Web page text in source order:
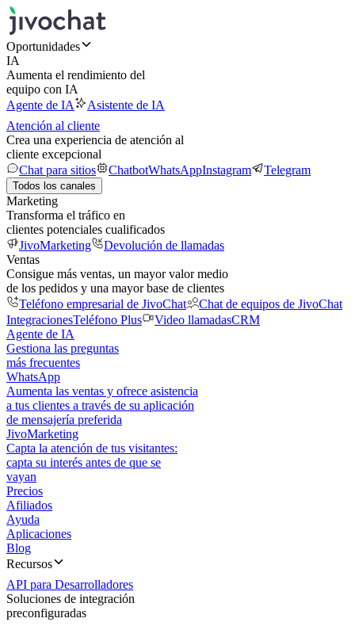
Oportunidades
IA
Aumenta el rendimiento del
equipo con IA
Agente de IA
Asistente de IA
Atención al cliente
Crea una experiencia de atención al
cliente excepcional
Chat para sitios
ChatbotWhatsAppInstagram Telegram
Todos los canales
Marketing
Transforma el tráfico en
clientes potenciales cualificados
JivoMarketing
Devolución de llamadas
Ventas
Consigue más ventas, un mayor valor medio
de los pedidos y una mayor base de clientes
Teléfono empresarial de JivoChat
Chat de equipos de JivoChat
IntegracionesTeléfono Plus Video llamadasCRM
Agente de IA
Gestiona las preguntas
más frecuentes
WhatsApp
Aumenta las ventas y ofrece asistencia
a tus clientes a través de su aplicación
de mensajería preferida
JivoMarketing
Capta la atención de tus visitantes:
capta su interés antes de que se
vayan
Precios
Afiliados
Ayuda
Aplicaciones
Blog
Recursos
API para Desarrolladores
Soluciones de integración
preconfiguradas